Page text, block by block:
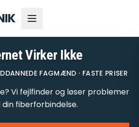
Virker Ikke
FAGMÆND · FASTE PRISER
Vi fejlfinder og løser problemer
din fiberforbindelse.